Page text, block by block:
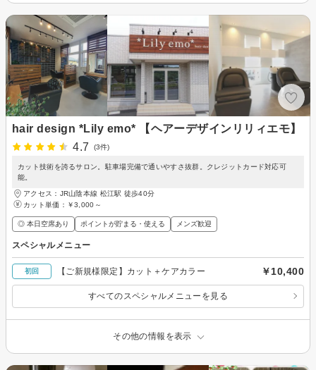
hair design *Lily emo* 【ヘアーデザインリリィエモ】
4.7
(3件)
カット技術を誇るサロン。駐車場完備で通いやすさ抜群。クレジットカード対応可
能。
アクセス：JR山陰本線 松江駅 徒歩40分
カット単価： ￥3,000～
◎ 本日空席あり ポイントが貯まる・使える メンズ歓迎
スペシャルメニュー
初回 【ご新規様限定】カット＋ケアカラー ￥10,400
すべてのスペシャルメニューを見る
その他の情報を表示